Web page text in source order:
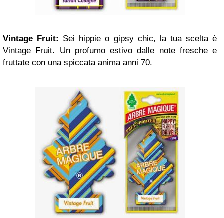
Vintage Fruit: Sei hippie o gipsy chic, la tua scelta è
Vintage Fruit. Un profumo estivo dalle note fresche e
fruttate con una spiccata anima anni 70.